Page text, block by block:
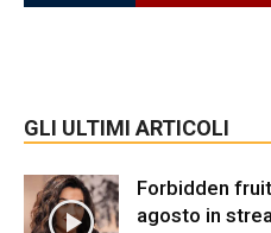
GLI ULTIMI ARTICOLI
Forbidden
agosto in